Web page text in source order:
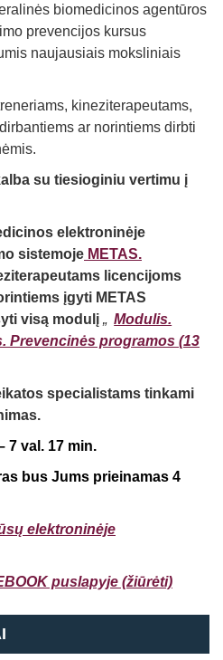
biomedicinos agentūros
prevencijos kursus
naujausiais moksliniais
kineziterapeutams,
ar norintiems dirbti
su tiesioginiu vertimu į
elektroninėje
sistemoje METAS.
licencijoms
įgyti METAS
visą modulį „ Modulis.
Prevencinės programos (13
specialistams tinkami
7 val. 17 min.
bus Jums prieinamas 4
elektroninėje
puslapyje (žiūrėti)